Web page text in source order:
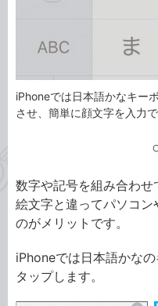
iPhoneでは日本語かなキー
させ、簡単に顔文字を入力で
数字や記号を組み合わせ
絵文字と違ってパソコ
のがメリットです。
iPhoneでは日本語かな
タップします。